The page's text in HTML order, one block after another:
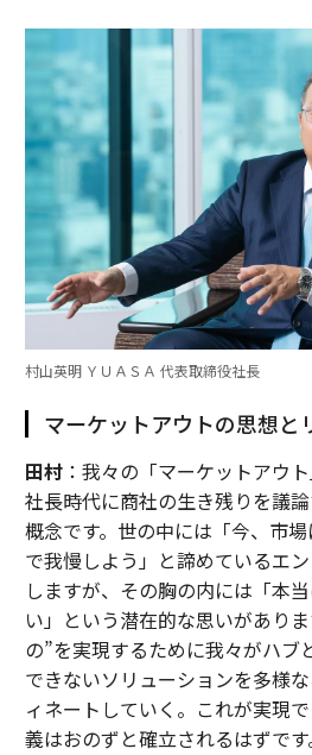
村山英明 ＹＵＡＳＡ 代表取締役社長
マーケットアウトの思想と
田村：我々の「マーケットアウ
社長時代に商社の生き残りを議
概念です。世の中には「今、市
で我慢しよう」と諦めているエ
しますが、その胸の内には「本
い」という潜在的な思いがあり
の”を実現するために我々がハブ
できないソリューションを多様
ィネートしていく。これが実現
義はおのずと確立されるはずです